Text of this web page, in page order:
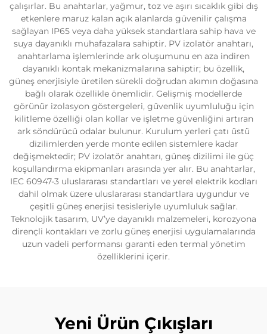
çalışırlar. Bu anahtarlar, yağmur, toz ve aşırı sıcaklık gibi dış
etkenlere maruz kalan açık alanlarda güvenilir çalışma
sağlayan IP65 veya daha yüksek standartlara sahip hava ve
suya dayanıklı muhafazalara sahiptir. PV izolatör anahtarı,
anahtarlama işlemlerinde ark oluşumunu en aza indiren
dayanıklı kontak mekanizmalarına sahiptir; bu özellik,
güneş enerjisiyle üretilen sürekli doğrudan akımın doğasına
bağlı olarak özellikle önemlidir. Gelişmiş modellerde
görünür izolasyon göstergeleri, güvenlik uyumluluğu için
kilitleme özelliği olan kollar ve işletme güvenliğini artıran
ark söndürücü odalar bulunur. Kurulum yerleri çatı üstü
dizilimlerden yerde monte edilen sistemlere kadar
değişmektedir; PV izolatör anahtarı, güneş dizilimi ile güç
koşullandırma ekipmanları arasında yer alır. Bu anahtarlar,
IEC 60947-3 uluslararası standartları ve yerel elektrik kodları
dahil olmak üzere uluslararası standartlara uygundur ve
çeşitli güneş enerjisi tesisleriyle uyumluluk sağlar.
Teknolojik tasarım, UV’ye dayanıklı malzemeleri, korozyona
dirençli kontakları ve zorlu güneş enerjisi uygulamalarında
uzun vadeli performansı garanti eden termal yönetim
özelliklerini içerir.
Yeni Ürün Çıkışları